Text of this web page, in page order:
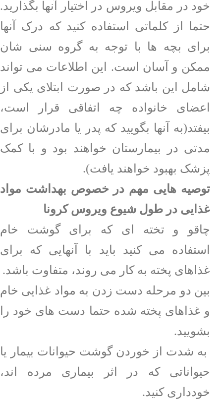
خود در مقابل ویروس در اختیار آنها بگذارید.
حتما از کلماتی استفاده کنید که درک آنها
برای بچه ها با توجه به گروه سنی شان
ممکن و آسان است. این اطلاعات می تواند
شامل این باشد که در صورت ابتلای یکی از
اعضای خانواده چه اتفاقی قرار است،
بیفتد(به آنها بگویید که پدر یا مادرشان برای
مدتی در بیمارستان خواهند بود و با کمک
پزشک بهبود خواهند یافت).
توصیه هایی مهم در خصوص بهداشت مواد
غذایی در طول شیوع ویروس کرونا
چاقو و تخته ای که برای گوشت خام
استفاده می کنید باید با آنهایی که برای
غذاهای پخته به کار می روند، متفاوت باشد.
بین دو مرحله دست زدن به مواد غذایی خام
و غذاهای پخته شده حتما دست های خود را
بشویید.
به شدت از خوردن گوشت حیوانات بیمار یا
حیواناتی که در اثر بیماری مرده اند،
خودداری کنید.